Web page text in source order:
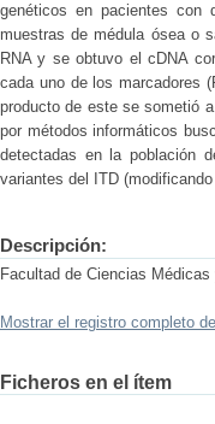
genéticos en pacientes con
muestras de médula ósea o
RNA y se obtuvo el cDNA
cada uno de los marcadores
producto de este se sometió
por métodos informáticos
detectadas en la población
variantes del ITD
Descripción:
Facultad de Ciencias
Mostrar el registro completo
Ficheros en el ítem